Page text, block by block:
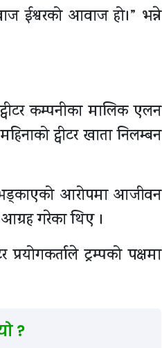
ईश्वरको आवाज हो।” भन्ने
ट्वीटर कम्पनीका मालिक एलन
ट्वीटर खाता निलम्बन
भड्काएको आरोपमा आजीवन
आग्रह गरेका थिए ।
ट्रम्पको पक्षमा
?